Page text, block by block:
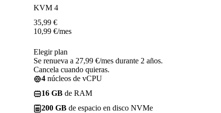
KVM 4
35,99 €
10,99 €/mes
Elegir plan
Se renueva a 27,99 €/mes durante 2 años.
Cancela cuando quieras.
4 núcleos de vCPU
16 GB de RAM
200 GB de espacio en disco NVMe